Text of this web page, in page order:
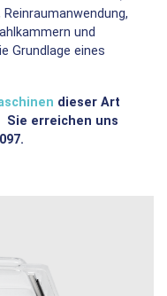
und
Grundlage eines
dieser Art
Sie erreichen uns